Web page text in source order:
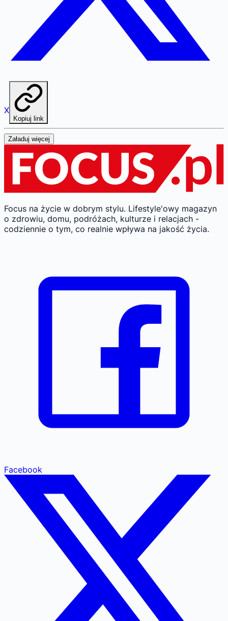
X
Kopiuj link
Załaduj więcej
Focus na życie w dobrym stylu. Lifestyle'owy magazyn
o zdrowiu, domu, podróżach, kulturze i relacjach -
codziennie o tym, co realnie wpływa na jakość życia.
Facebook